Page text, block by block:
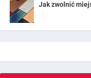
Jak zwolnić